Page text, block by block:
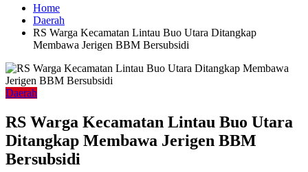
Home
Daerah
RS Warga Kecamatan Lintau Buo Utara Ditangkap
Membawa Jerigen BBM Bersubsidi
Daerah
RS Warga Kecamatan Lintau Buo Utara
Ditangkap Membawa Jerigen BBM
Bersubsidi